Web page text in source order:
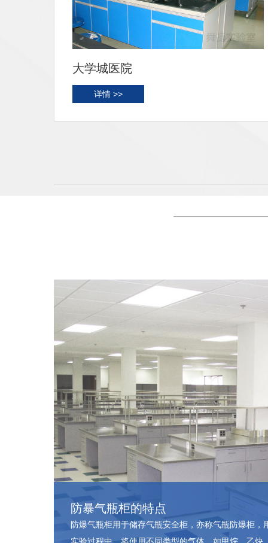
大学城医院
详情 >>
防暴气瓶柜的特点
防爆气瓶柜用于储存气瓶安全柜，亦称气瓶防爆柜